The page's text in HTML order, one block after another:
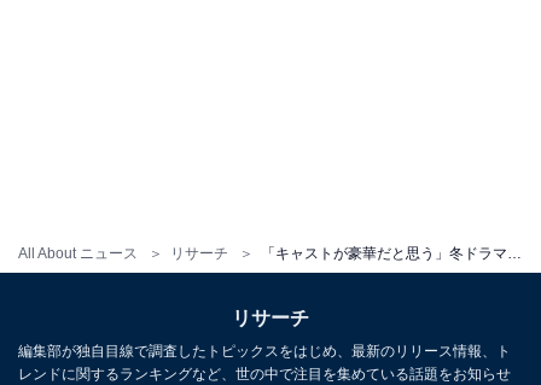
All About ニュース リサーチ
る
リサーチ
編集部が独自目線で調査したトピックスをはじめ、最新のリリース情報、ト
レンドに関するランキングなど、世の中で注目を集めている話題をお知らせ